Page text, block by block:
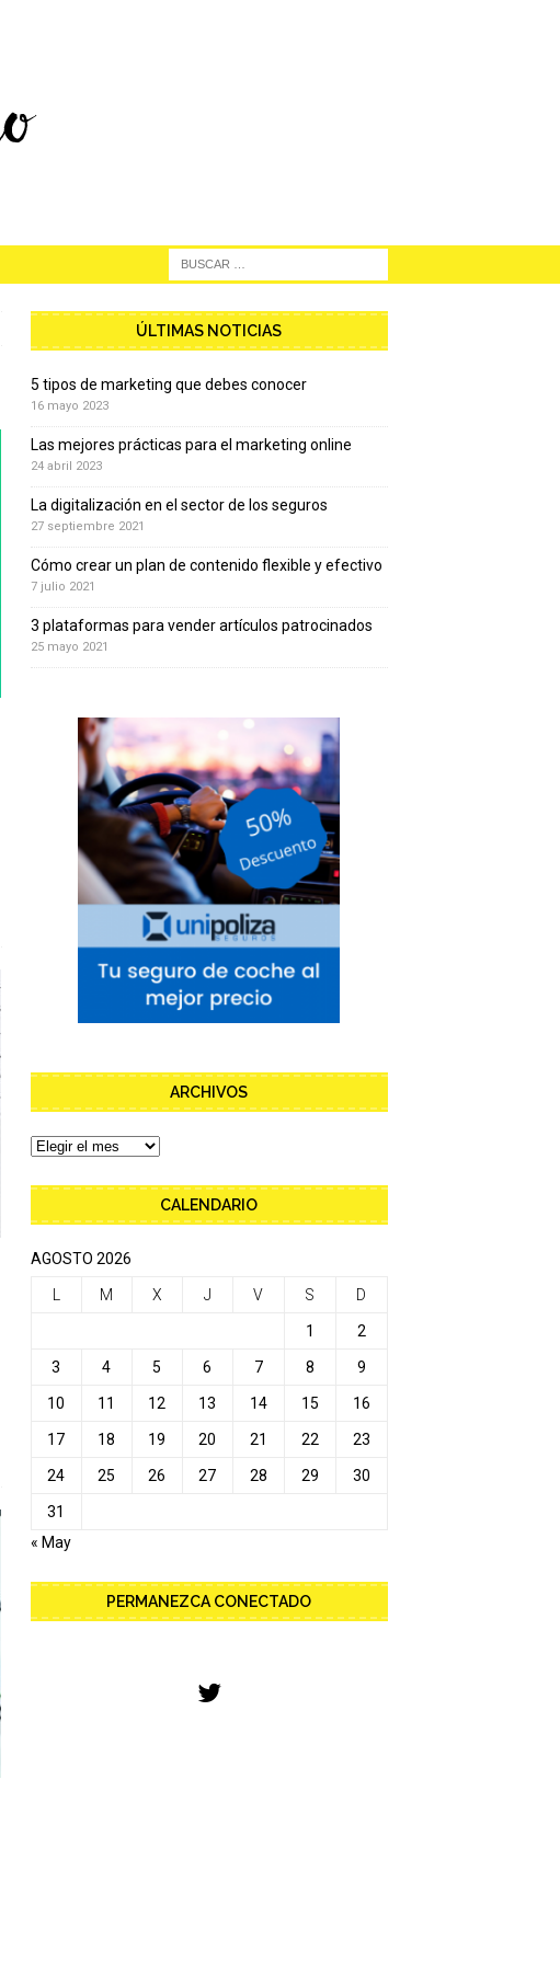
ÚLTIMAS NOTICIAS
5 tipos de marketing que debes conocer
16 mayo 2023
Las mejores prácticas para el marketing online
24 abril 2023
La digitalización en el sector de los seguros
27 septiembre 2021
Cómo crear un plan de contenido flexible y efectivo
7 julio 2021
3 plataformas para vender artículos patrocinados
25 mayo 2021
ARCHIVOS
CALENDARIO
AGOSTO 2026
M X J V S D
1 2
3 4 5 6 7 8 9
10 11 12 13 14 15 16
17 18 19 20 21 22 23
24 25 26 27 28 29 30
31
« May
PERMANEZCA CONECTADO